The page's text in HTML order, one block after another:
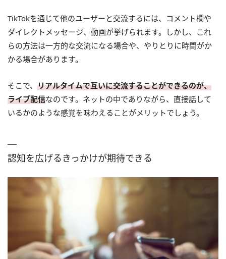
TikTokを通じて他のユーザーと交流するには、コメント欄や
ダイレクトメッセージ、動画が挙げられます。しかし、これ
らの方法は一方的な交流になる場合や、やりとりに時間がか
かる場合があります。
そこで、 リアルタイムで互いに交流することができるのが、
ライブ配信なのです。ネットの中でありながら、直接話して
いるかのような感覚を味わえることがメリットでしょう。
認知を広げるきっかけが期待できる